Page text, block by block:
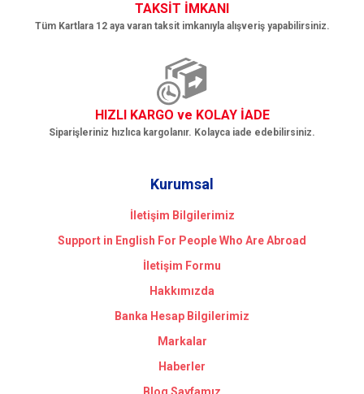
TAKSİT İMKANI
Tüm Kartlara 12 aya varan taksit imkanıyla alışveriş yapabilirsiniz.
HIZLI KARGO ve KOLAY İADE
Siparişleriniz hızlıca kargolanır. Kolayca iade edebilirsiniz.
Kurumsal
İletişim Bilgilerimiz
Support in English For People Who Are Abroad
İletişim Formu
Hakkımızda
Banka Hesap Bilgilerimiz
Markalar
Haberler